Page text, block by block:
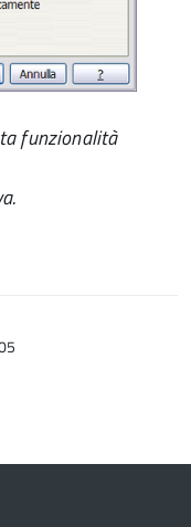
funzionalità